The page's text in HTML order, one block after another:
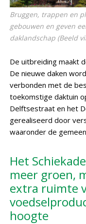
Bruggen, trappen en
gebouwen en geven
daklandschap (Beeld
De uitbreiding maakt
De nieuwe daken
verbonden met de
toekomstige daktuin
Delftsestraat en het
gerealiseerd door
waaronder de
Het
meer groen,
extra ruimte
hoogte